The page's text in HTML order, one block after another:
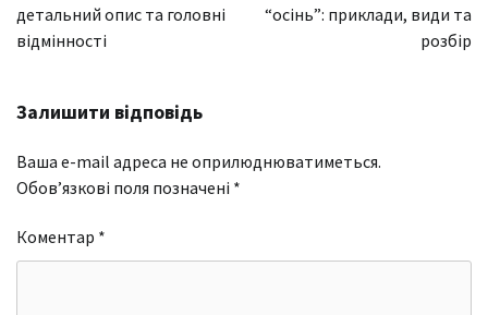
детальний опис та головні
відмінності
“осінь”: приклади, види та
розбір
Залишити відповідь
Ваша e-mail адреса не оприлюднюватиметься.
Обов’язкові поля позначені *
Коментар *